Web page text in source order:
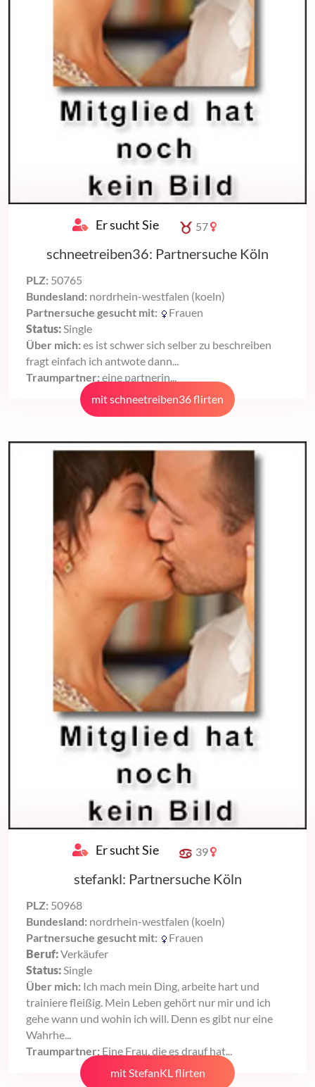
Er sucht Sie 57
schneetreiben36: Partnersuche Köln
PLZ: 50765
Bundesland: nordrhein-westfalen (koeln)
Partnersuche gesucht mit:
Frauen
Status:Single
Über mich: es ist schwer sich selber zu beschreiben
fragt einfach ich antwote dann...
Traumpartner: eine partnerin...
mit schneetreiben36 flirten
Er sucht Sie 39
stefankl: Partnersuche Köln
PLZ: 50968
Bundesland: nordrhein-westfalen (koeln)
Partnersuche gesucht mit:
Frauen
Beruf:Verkäufer
Status:Single
Über mich: Ich mach mein Ding, arbeite hart und
trainiere fleißig. Mein Leben gehört nur mir und ich
gehe wann und wohin ich will. Denn es gibt nur eine
Wahrhe...
Traumpartner: Eine Frau, die es drauf hat...
mit StefanKL flirten